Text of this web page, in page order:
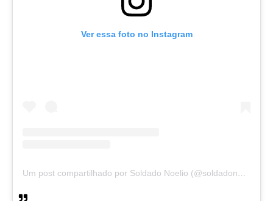
Ver essa foto no Instagram
Um post compartilhado por Soldado Noelio (@soldadonoelio)